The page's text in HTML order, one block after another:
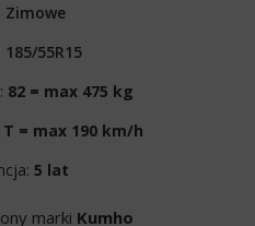
Zimowe
185/55R15
82 = max 475 kg
T = max 190 km/h
5 lat
marki Kumho